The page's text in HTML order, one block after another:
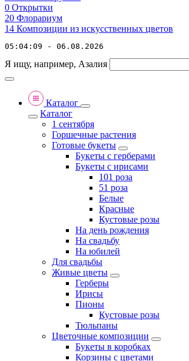
0 Открытки
20 Флорариум
14 Композиции из искусственных цветов
05:04:09 - 06.08.2026
Я ищу, например, Азалия
Каталог
Каталог
1 сентября
Горшечные растения
Готовые букеты
Букеты с герберами
Букеты с ирисами
101 роза
51 роза
Белые
Красные
Кустовые розы
На день рождения
На свадьбу
На юбилей
Для свадьбы
Живые цветы
Герберы
Ирисы
Пионы
Кустовые розы
Тюльпаны
Цветочные композиции
Букеты в коробках
Корзины с цветами